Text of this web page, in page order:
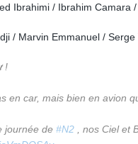
Ibrahimi / Ibrahim Camara
/ Marvin Emmanuel /
!
en car, mais bien en avion
journée de #N2 , nos Ciel et